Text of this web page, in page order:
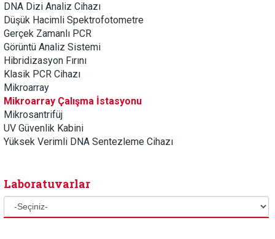
DNA Dizi Analiz Cihazı
Düşük Hacimli Spektrofotometre
Gerçek Zamanlı PCR
Görüntü Analiz Sistemi
Hibridizasyon Fırını
Klasik PCR Cihazı
Mikroarray
Mikroarray Çalışma İstasyonu
Mikrosantrifüj
UV Güvenlik Kabini
Yüksek Verimli DNA Sentezleme Cihazı
Laboratuvarlar